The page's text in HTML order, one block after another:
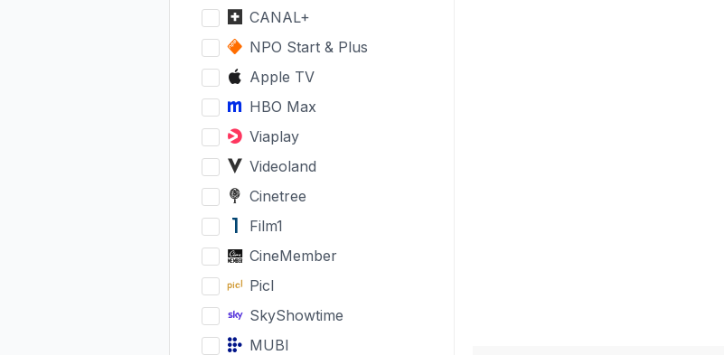
CANAL+
NPO Start & Plus
Apple TV
HBO Max
Viaplay
Videoland
Cinetree
Film1
CineMember
Picl
SkyShowtime
MUBI